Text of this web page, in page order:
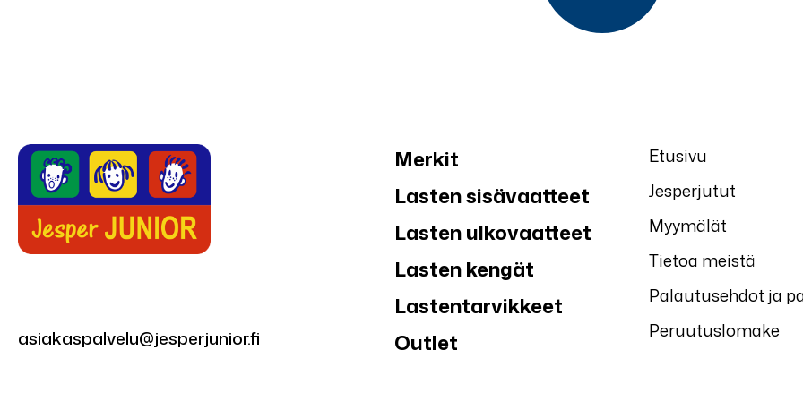
asiakaspalvelu@jesperjunior.fi
Merkit
Lasten sisävaatteet
Lasten ulkovaatteet
Lasten kengät
Lastentarvikkeet
Outlet
Etusivu
Jesperjutut
Myymälät
Tietoa meistä
Palautusehdot ja
Peruutuslomake